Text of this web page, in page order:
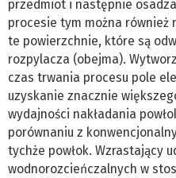
przedmiot i następnie
procesie tym można również
te powierzchnie, które są
rozpylacza (obejma).
czas trwania procesu pole
uzyskanie znacznie
wydajności nakładania
porównaniu z
tychże powłok. Wzrastający
wodnorozcieńczalnych w